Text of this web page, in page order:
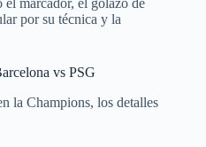
marcador, el golazo de
por su técnica y la
vs PSG
la Champions, los detalles